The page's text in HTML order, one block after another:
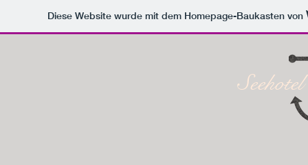
Diese Website wurde mit dem Homepage-Baukasten von